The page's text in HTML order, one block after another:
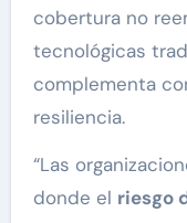
cobertura no
tecnológicas
complementa
resiliencia.
“Las
donde el riesgo